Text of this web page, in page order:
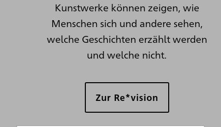
Kunstwerke können zeigen, wie
Menschen sich und andere sehen,
welche Geschichten erzählt werden
und welche nicht.
Zur Re*vision